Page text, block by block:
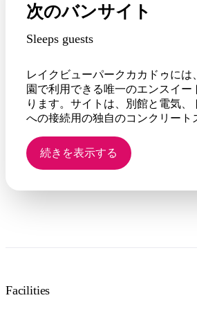
次のバンサイト
Sleeps guests
レイクビューパークカカドゥには
園で利用できる唯一のエンスイー
ります。サイトは、別館と電気、
への接続用の独自のコンクリート
続きを表示する
Facilities